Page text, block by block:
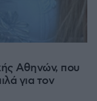
Αθηνών, που
για τον